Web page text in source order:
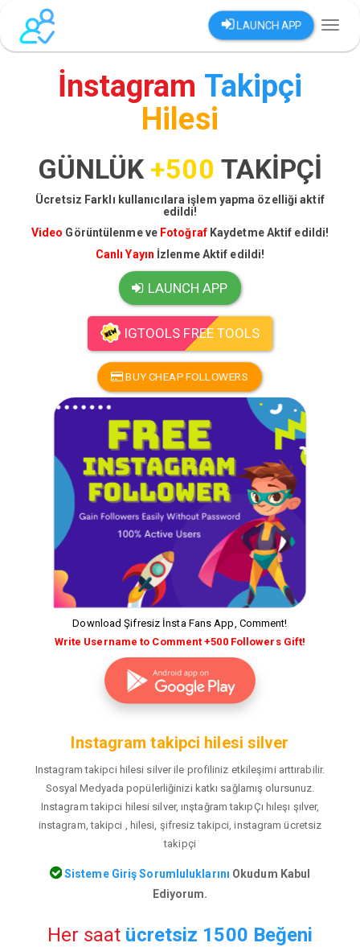
LAUNCH APP
İnstagram Takipçi
Hilesi
GÜNLÜK +500 TAKİPÇİ
Ücretsiz Farklı kullanıcılara işlem yapma özelliği aktif
edildi!
Video Görüntülenme ve Fotoğraf Kaydetme Aktif edildi!
Canlı Yayın İzlenme Aktif edildi!
LAUNCH APP
IGTOOLS FREE TOOLS
BUY CHEAP FOLLOWERS
Download Şifresiz İnsta Fans App, Comment!
Write Username to Comment +500 Followers Gift!
Instagram takipci hilesi silver
Instagram takipci hilesi silver ile profiliniz etkileşimi arttırabilir.
Sosyal Medyada popülerliğinizi katkı sağlamış olursunuz.
Instagram takipci hilesi silver, ınştağram takıpÇı hıleşı şılver,
instagram, takipci , hilesi, şifresiz takipci, instagram ücretsiz
takipçi
Sisteme Giriş Sorumluluklarını Okudum Kabul
Ediyorum.
Her saat ücretsiz 1500 Beğeni